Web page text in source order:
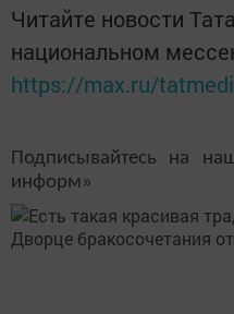
Читайте новости
национальном
https://max.ru/
Подписывайтесь на
информ»